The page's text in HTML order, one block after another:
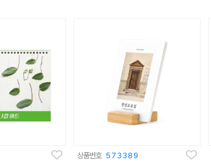
상품번호 573389